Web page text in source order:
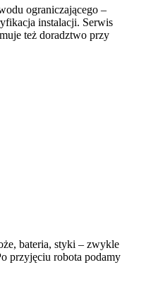
ograniczającego –
instalacji. Serwis
też doradztwo przy
bateria, styki – zwykle
przyjęciu robota podamy